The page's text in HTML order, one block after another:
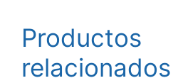
Productos
relacionados